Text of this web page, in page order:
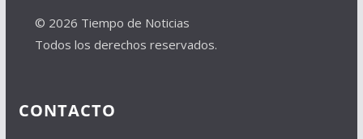
© 2026 Tiempo de Noticias
Todos los derechos reservados.
CONTACTO